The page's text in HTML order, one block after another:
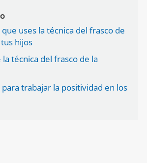
uses la técnica del frasco de
hijos
técnica del frasco de la
trabajar la positividad en los